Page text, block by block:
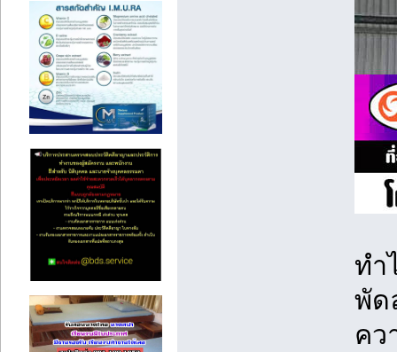
ทำ
พัด
คว